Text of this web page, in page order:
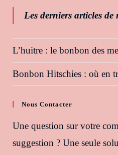
Les derniers articles de
L’huitre : le bonbon des
Bonbon Hitschies : où en
Nous Contacter
Une question sur votre
suggestion ? Une seule